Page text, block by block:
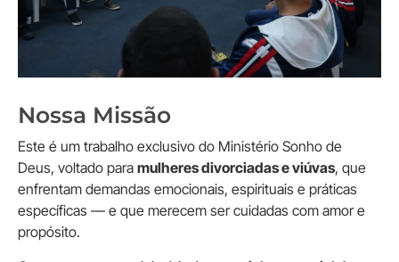
Nossa Missão
Este é um trabalho exclusivo do Ministério Sonho de
Deus, voltado para mulheres divorciadas e viúvas, que
enfrentam demandas emocionais, espirituais e práticas
específicas — e que merecem ser cuidadas com amor e
propósito.